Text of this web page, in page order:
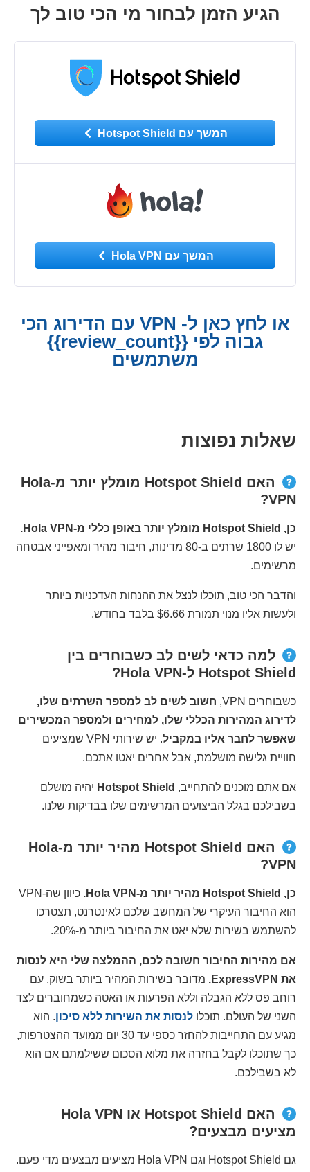
הגיע הזמן לבחור מי הכי טוב לך
המשך עם Hotspot Shield
המשך עם Hola VPN
או לחץ כאן ל- VPN עם הדירוג הכי
גבוה לפי {{review_count}}
משתמשים
שאלות נפוצות
האם Hotspot Shield מומלץ יותר מ-Hola
VPN?
כן, Hotspot Shield מומלץ יותר באופן כללי מ-Hola VPN.
יש לו 1800 שרתים ב-80 מדינות, חיבור מהיר ומאפייני אבטחה
מרשימים.
והדבר הכי טוב, תוכלו לנצל את ההנחות העדכניות ביותר
ולעשות אליו מנוי תמורת $6.66 בלבד בחודש.
למה כדאי לשים לב כשבוחרים בין
Hotspot Shield ל-Hola VPN?
כשבוחרים VPN,
חשוב לשים לב למספר השרתים שלו,
לדירוג המהירות הכללי שלו, למחירים ולמספר המכשירים
שאפשר לחבר אליו במקביל
. יש שירותי VPN שמציעים
חוויית גלישה מושלמת, אבל אחרים יאטו אתכם.
אם אתם מוכנים להתחייב, Hotspot Shield יהיה מושלם
בשבילכם בגלל הביצועים המרשימים שלו בבדיקות שלנו.
האם Hotspot Shield מהיר יותר מ-Hola
VPN?
כן, Hotspot Shield מהיר יותר מ-Hola VPN.
כיוון שה-VPN
הוא החיבור העיקרי של המחשב שלכם לאינטרנט, תצטרכו
להשתמש בשירות שלא יאט את החיבור ביותר מ-20%.
אם מהירות החיבור חשובה לכם, ההמלצה שלי היא לנסות
את ExpressVPN.
מדובר בשירות המהיר ביותר בשוק, עם
רוחב פס ללא הגבלה וללא הפרעות או האטה כשמחוברים לצד
השני של העולם. תוכלו לנסות את השירות ללא סיכון. הוא
מגיע עם התחייבות להחזר כספי עד 30 יום ממועד ההצטרפות,
כך שתוכלו לקבל בחזרה את מלוא הסכום ששילמתם אם הוא
לא בשבילכם.
האם Hotspot Shield או Hola VPN
מציעים מבצעים?
גם Hotspot Shield וגם Hola VPN מציעים מבצעים מדי פעם.